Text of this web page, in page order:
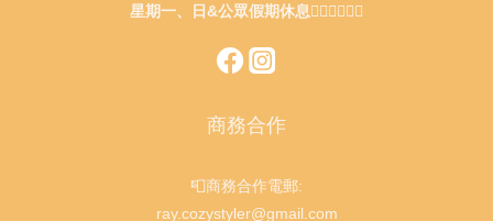
星期一、日&公眾假期休息🙇🏻‍♂️🙇🏻‍♀️
商務合作
📮商務合作電郵:
ray.cozystyler@gmail.com